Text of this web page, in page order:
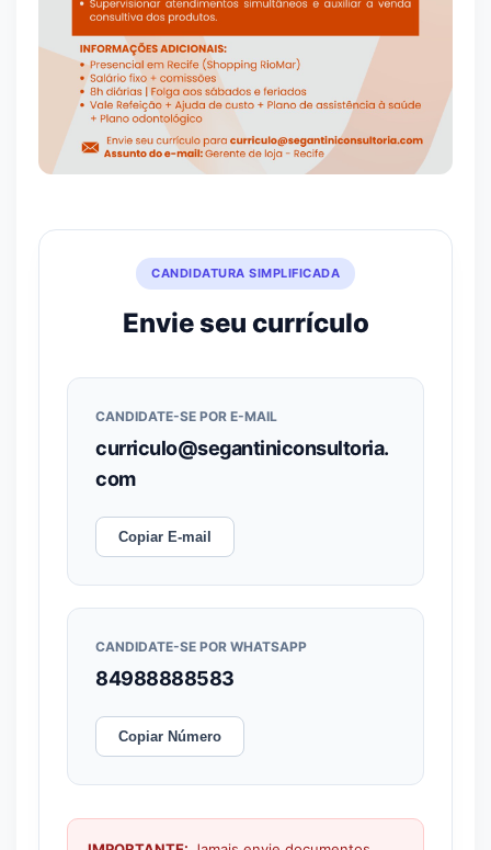
CANDIDATURA SIMPLIFICADA
Envie seu currículo
CANDIDATE-SE POR E-MAIL
curriculo@segantiniconsultoria.
com
Copiar E-mail
CANDIDATE-SE POR WHATSAPP
84988888583
Copiar Número